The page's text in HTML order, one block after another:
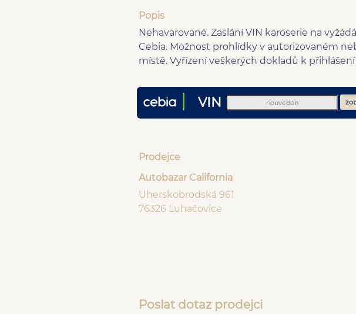
Popis
Nehavarované. Zaslání VIN karoserie na
Cebia. Možnost prohlídky v autorizovaném
místě. Vyřízení veškerých dokladů k
VIN
Prodejce
Autobazar California
Uherskobrodská 961
76326 Luhačovice
Poslat dotaz prodejci